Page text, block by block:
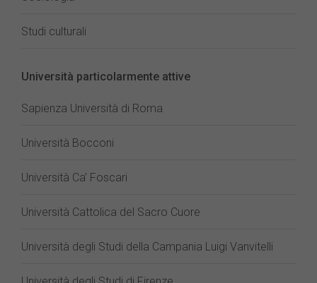
Studi culturali
Università particolarmente attive
Sapienza Università di Roma
Università Bocconi
Università Ca’ Foscari
Università Cattolica del Sacro Cuore
Università degli Studi della Campania Luigi Vanvitelli